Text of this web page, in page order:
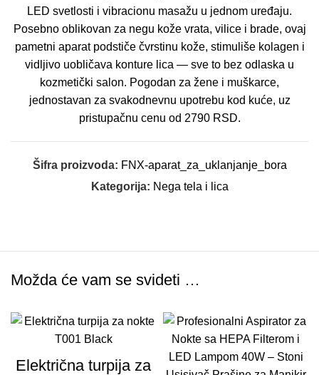
LED svetlosti i vibracionu masažu u jednom uređaju.
Posebno oblikovan za negu kože vrata, vilice i brade, ovaj
pametni aparat podstiče čvrstinu kože, stimuliše kolagen i
vidljivo uobličava konture lica — sve to bez odlaska u
kozmetički salon. Pogodan za žene i muškarce,
jednostavan za svakodnevnu upotrebu kod kuće, uz
pristupačnu cenu od 2790 RSD.
Šifra proizvoda: FNX-aparat_za_uklanjanje_bora
Kategorija: Nega tela i lica
Možda će vam se svideti …
Električna turpija za